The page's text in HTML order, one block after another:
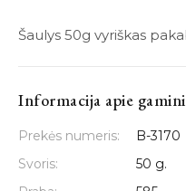
Šaulys 50g vyriškas
Informacija apie gamini
Prekės numeris:
B-3170
Svoris:
50 g.